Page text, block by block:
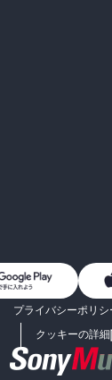
男
小
海
お
プライバシーポリシ
クッキーの詳細